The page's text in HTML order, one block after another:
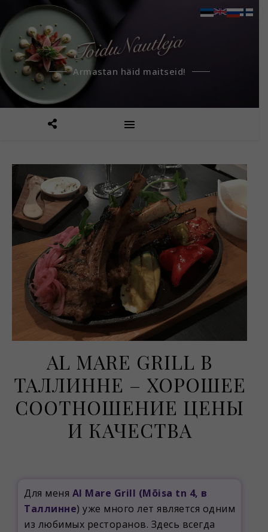
Armastan häid maitseid!
AL MARE GRILL В
ТАЛЛИННЕ – ХОРОШЕЕ
СООТНОШЕНИЕ ЦЕНЫ
И КАЧЕСТВА
Для меня Al Mare Grill (Mõisa tn 4, в
Таллинне) уже много лет является одним
из любимых ресторанов. Здесь всегда